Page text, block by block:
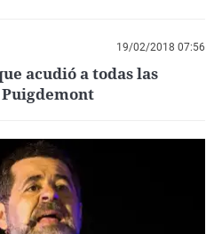
19/02/2018 07:56
acudió a todas las